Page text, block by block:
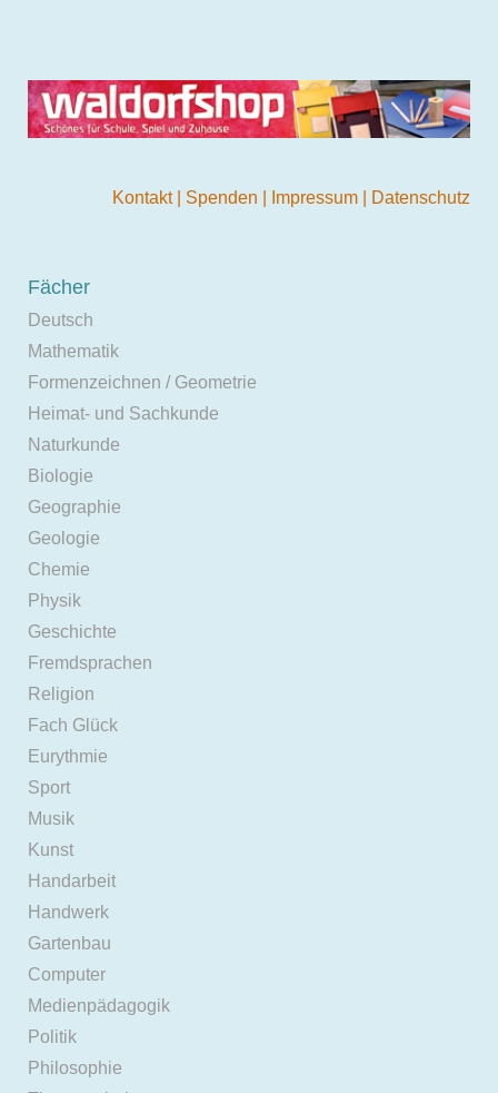
Kontakt Spenden Impressum Datenschutz
Fächer
Deutsch
Mathematik
Formenzeichnen / Geometrie
Heimat- und Sachkunde
Naturkunde
Biologie
Geographie
Geologie
Chemie
Physik
Geschichte
Fremdsprachen
Religion
Fach Glück
Eurythmie
Sport
Musik
Kunst
Handarbeit
Handwerk
Gartenbau
Computer
Medienpädagogik
Politik
Philosophie